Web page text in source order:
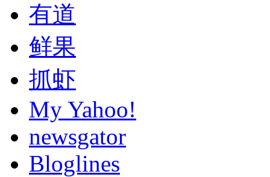
有道
鲜果
抓虾
My Yahoo!
newsgator
Bloglines